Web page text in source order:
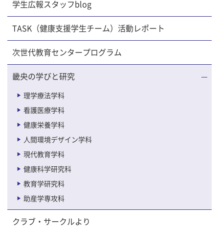
学生広報スタッフblog
TASK（健康支援学生チーム）活動レポート
次世代教育センタープログラム
畿央の学びと研究
理学療法学科
看護医療学科
健康栄養学科
人間環境デザイン学科
現代教育学科
健康科学研究科
教育学研究科
助産学専攻科
クラブ・サークルより